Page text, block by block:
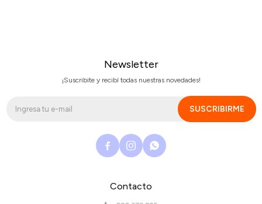
Contacto
Newsletter
¡Suscribite y recibí todas nuestras novedades!
SUSCRIBIRME
  